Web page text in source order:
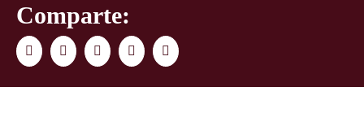
Comparte:
FacebookTwitter LinkedInWhatsAppCorreo
electrónico